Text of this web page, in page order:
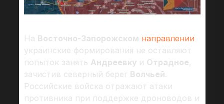
На Восточно-Запорожском направлении
украинские формирования не оставляют
попыток занять Андреевку и Отрадное,
зачистив северный берег Волчьей.
Российские войска отражают атаки
противника при поддержке дроноводов и